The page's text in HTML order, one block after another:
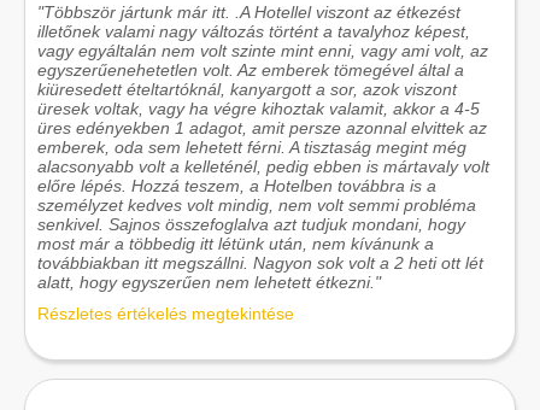
"Többször jártunk már itt. .A Hotellel viszont az étkezést
illetőnek valami nagy változás történt a tavalyhoz képest,
vagy egyáltalán nem volt szinte mint enni, vagy ami volt, az
egyszerűenehetetlen volt. Az emberek tömegével által a
kiüresedett ételtartóknál, kanyargott a sor, azok viszont
üresek voltak, vagy ha végre kihoztak valamit, akkor a 4-5
üres edényekben 1 adagot, amit persze azonnal elvittek az
emberek, oda sem lehetett férni. A tisztaság megint még
alacsonyabb volt a kelleténél, pedig ebben is mártavaly volt
előre lépés. Hozzá teszem, a Hotelben továbbra is a
személyzet kedves volt mindig, nem volt semmi probléma
senkivel. Sajnos összefoglalva azt tudjuk mondani, hogy
most már a többedig itt létünk után, nem kívánunk a
továbbiakban itt megszállni. Nagyon sok volt a 2 heti ott lét
alatt, hogy egyszerűen nem lehetett étkezni."
Részletes értékelés megtekintése